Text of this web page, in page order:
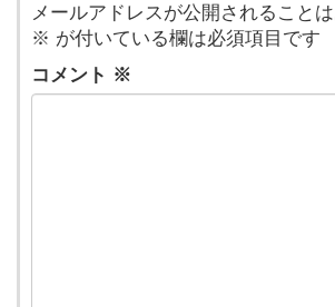
メールアドレスが公開されることは
※ が付いている欄は必須項目です
コメント ※